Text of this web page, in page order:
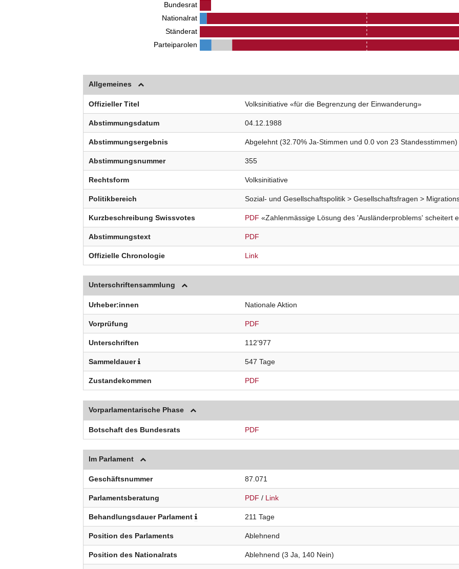
Bundesrat
Nationalrat
Ständerat
Parteiparolen
Allgemeines
Offizieller Titel Volksinitiative «für die Begrenzung der Einwanderung»
Abstimmungsdatum 04.12.1988
Abstimmungsergebnis Abgelehnt (32.70% Ja-Stimmen und 0.0 von 23 Standesstimmen)
Abstimmungsnummer 355
Rechtsform Volksinitiative
Politikbereich Sozial- und Gesellschaftspolitik > Gesellschaftsfragen >
Kurzbeschreibung Swissvotes PDF «Zahlenmässige Lösung des 'Ausländerproblems' scheitert
Abstimmungstext PDF
Offizielle Chronologie Link
Unterschriftensammlung
Urheber:innen Nationale Aktion
Vorprüfung PDF
Unterschriften 112’977
Sammeldauer 547 Tage
Zustandekommen PDF
Vorparlamentarische Phase
Botschaft des Bundesrats PDF
Im Parlament
Geschäftsnummer 87.071
Parlamentsberatung PDF / Link
Behandlungsdauer Parlament 211 Tage
Position des Parlaments Ablehnend
Position des Nationalrats Ablehnend (3 Ja, 140 Nein)